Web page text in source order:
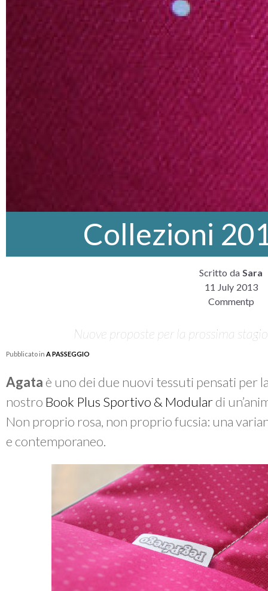
Collezioni
Scritto da Sara
11 July 2013
Commentp
Nuove proposte per la prossima
Pubblicato in A PASSEGGIO
Agata è uno dei due nuovi tessuti pensati per
nostro Book Plus Sportivo & Modulardi
Non proprio rosa, non proprio fucsia: una
e contemporaneo.